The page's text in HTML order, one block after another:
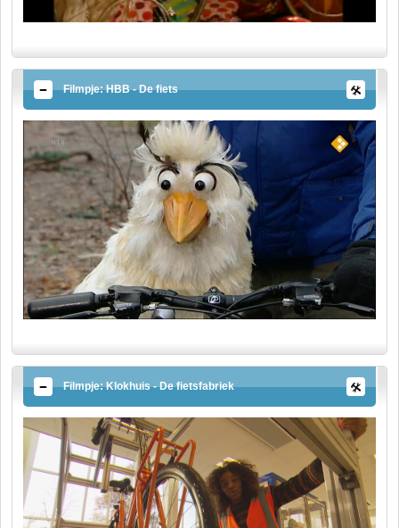
Filmpje: HBB - De fiets
Filmpje: Klokhuis - De fietsfabriek